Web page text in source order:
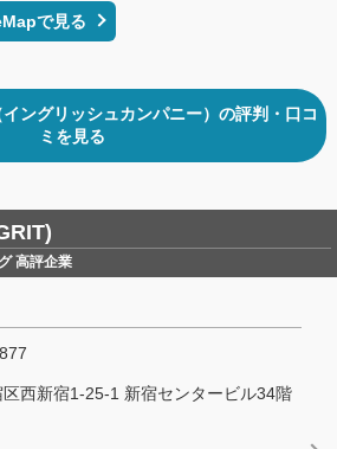
で見る
ングリッシュカンパニー）の評判・口コ
ミを見る
高評企業
西新宿1-25-1 新宿センタービル34階